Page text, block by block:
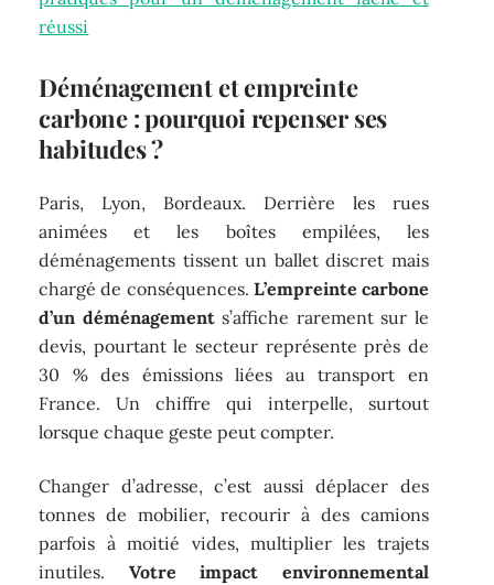
réussi
Déménagement et empreinte
carbone : pourquoi repenser ses
habitudes ?
Paris, Lyon, Bordeaux. Derrière les rues
animées et les boîtes empilées, les
déménagements tissent un ballet discret mais
chargé de conséquences. L’empreinte carbone
d’un déménagements’affiche rarement sur le
devis, pourtant le secteur représente près de
30 % des émissions liées au transport en
France. Un chiffre qui interpelle, surtout
lorsque chaque geste peut compter.
Changer d’adresse, c’est aussi déplacer des
tonnes de mobilier, recourir à des camions
parfois à moitié vides, multiplier les trajets
inutiles. Votre impact environnemental